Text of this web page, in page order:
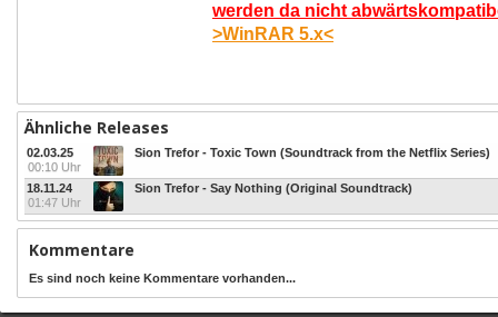
werden da nicht
>WinRAR 5.x<
Ähnliche Releases
02.03.25
00:10 Uhr
Sion Trefor - Toxic Town (Soundtrack from the Netflix Series)
18.11.24
01:47 Uhr
Sion Trefor - Say Nothing (Original Soundtrack)
Kommentare
Es sind noch keine Kommentare vorhanden...